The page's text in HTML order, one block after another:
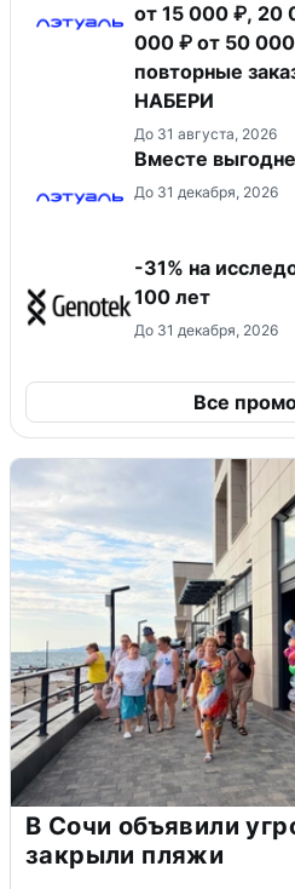
от 15 000 ₽, 20
000 ₽ от 50
повторные
НАБЕРИ
До 31 августа, 2026
Вместе
До 31 декабря, 2026
-31% на
100 лет
До 31 декабря, 2026
Все
В Сочи объявили
закрыли пляжи